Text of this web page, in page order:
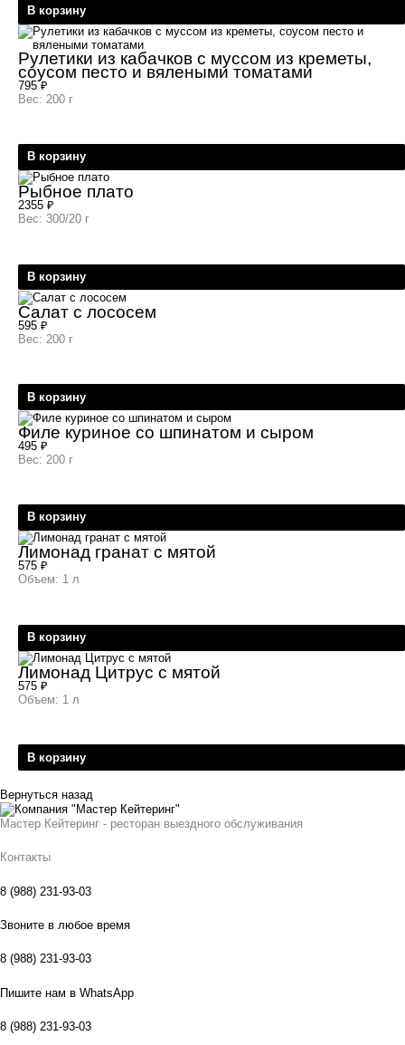
В корзину
Рулетики из кабачков с муссом из креметы,
соусом песто и вялеными томатами
795₽
Вес: 200 г
В корзину
Рыбное плато
2355 ₽
Вес: 300/20 г
В корзину
Салат с лососем
595 ₽
Вес: 200 г
В корзину
Филе куриное со шпинатом и сыром
495 ₽
Вес: 200 г
В корзину
Лимонад гранат с мятой
575 ₽
Объем: 1 л
В корзину
Лимонад Цитрус с мятой
575 ₽
Объем: 1 л
В корзину
Вернуться назад
Мастер Кейтеринг - ресторан выездного обслуживания
Контакты
8 (988) 231-93-03
Звоните в любое время
8 (988) 231-93-03
Пишите нам в WhatsApp
8 (988) 231-93-03